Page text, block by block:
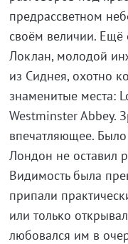
предрассветном
своём величии.
Локлан, молодой
из Сиднея, охотно
знаменитые места:
Westminster Abbey.
впечатляющее.
Лондон не оставил
Видимость была
припали
или только
любовался им в